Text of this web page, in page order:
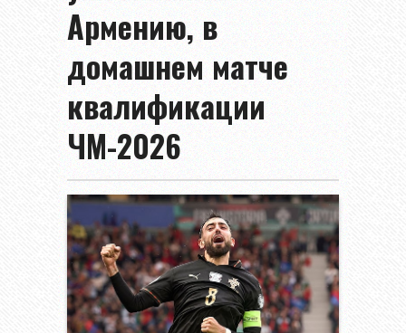
Армению, в
домашнем матче
квалификации
ЧМ-2026